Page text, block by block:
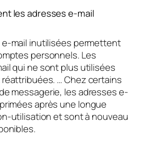
les adresses e-mail
e-mail inutilisées permettent
personnels. Les
qui ne sont plus utilisées
… Chez certains
messagerie, les adresses e-
après une longue
utilisation et sont à nouveau